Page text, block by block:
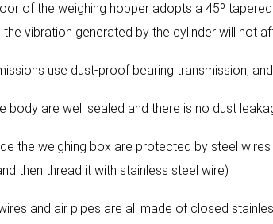
of the weighing hopper adopts a 45º
vibration generated by the cylinder will not
use dust-proof bearing transmission,
body are well sealed and there is no dust
the weighing box are protected by steel
then thread it with stainless steel wire)
and air pipes are all made of closed